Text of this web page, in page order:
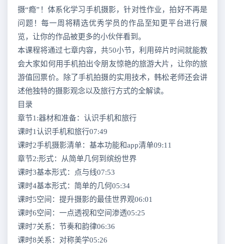
摄“瘾”！体系化学习手机摄影，针对性作业，拍好不再是
问题！每一周将精选优秀学员的作品至知更平台进行展
览，让你的作品被更多的小伙伴看到。
本课程将通过七章内容，共50小节，利用碎片时间就能教
会大家如何用手机拍出令朋友惊艳的旅游大片，让你的旅
游值回票价。除了手机拍摄的实用技术，韩松老师还会讲
述他独特的摄影观念以及旅行方式的全解读。
目录
章节1:器材和准备：认识手机和旅行
课时1认识手机和旅行07:49
课时2手机摄影清单：基本功能和app清单09:11
章节2:形式：从简单几何到缤纷世界
课时3基本形式：点与线07:53
课时4基本形式：简单的几何05:34
课时5空间：提升摄影的最佳世界观06:01
课时6空间：一点透视和空间渗透05:25
课时7关系：节奏和韵律06:36
课时8关系：对称美学05:26